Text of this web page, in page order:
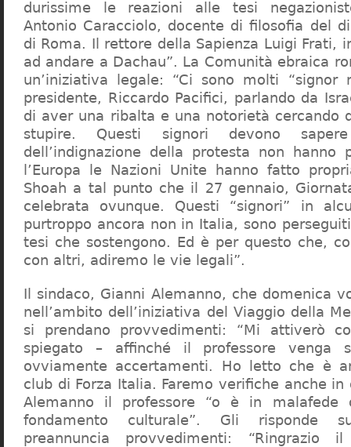
durissime le reazioni alle tesi
Antonio Caracciolo, docente di filosofia del
di Roma. Il rettore della Sapienza Luigi Frati,
ad andare a Dachau”. La Comunità ebraica
un’iniziativa legale: “Ci sono molti “signor
presidente, Riccardo Pacifici, parlando da
di aver una ribalta e una notorietà cercando
stupire. Questi signori devono
dell’indignazione della protesta non hanno
l’Europa le Nazioni Unite hanno fatto
Shoah a tal punto che il 27 gennaio,
celebrata ovunque. Questi “signori” in
purtroppo ancora non in Italia, sono
tesi che sostengono. Ed è per questo che,
con altri, adiremo le vie legali”.
Il sindaco, Gianni Alemanno, che domenica
nell’ambito dell’iniziativa del Viaggio della
si prendano provvedimenti: “Mi attiverò
spiegato – affinché il professore venga
ovviamente accertamenti. Ho letto che è
club di Forza Italia. Faremo verifiche anche in
Alemanno il professore “o è in malafede
fondamento culturale”. Gli risponde
preannuncia provvedimenti: